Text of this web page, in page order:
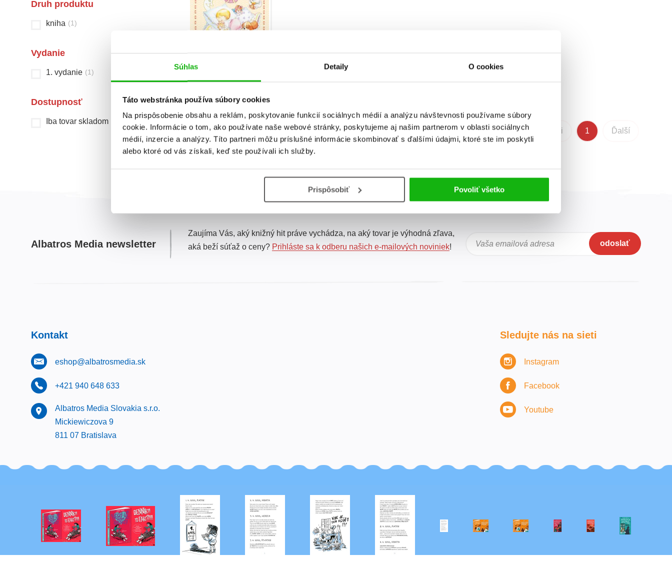
Súhlas Detaily O cookies
Táto webstránka používa súbory cookies
Na prispôsobenie obsahu a reklám, poskytovanie funkcií sociálnych médií a analýzu návštevnosti používame súbory
cookie. Informácie o tom, ako používate naše webové stránky, poskytujeme aj našim partnerom v oblasti sociálnych
médií, inzercie a analýzy. Títo partneri môžu príslušné informácie skombinovať s ďalšími údajmi, ktoré ste im poskytli
alebo ktoré od vás získali, keď ste používali ich služby.
Prispôsobiť Povoliť všetko
Druh produktu
kniha (1)
Vydanie
1. vydanie (1)
Dostupnosť
Iba tovar skladom
Celkom kníh: 1 Predchádzajúci 1 Ďalší
Albatros Media newsletter
Zaujíma Vás, aký knižný hit práve vychádza, na aký tovar je výhodná zľava,
aká beží súťaž o ceny? Prihláste sa k odberu našich e-mailových noviniek! Vaša emailová adresa odoslať
Kontakt
eshop@albatrosmedia.sk
+421 940 648 633
Albatros Media Slovakia s.r.o.
Mickiewiczova 9
811 07 Bratislava
Sledujte nás na sieti
Instagram
Facebook
Youtube